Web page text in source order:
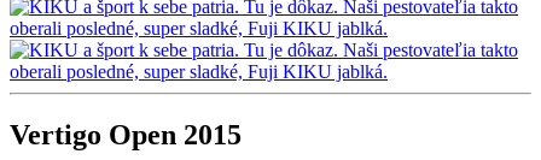
Vertigo Open 2015